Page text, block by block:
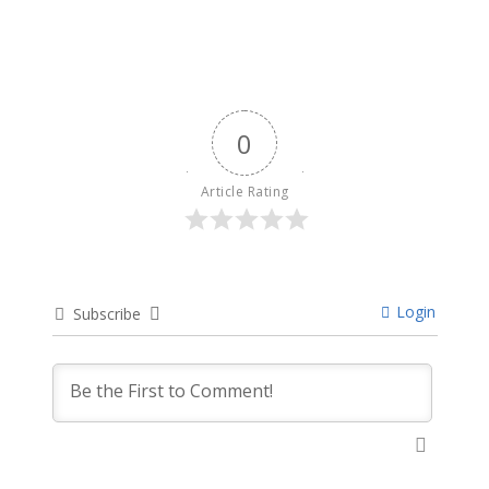
0
Article Rating
Subscribe Login